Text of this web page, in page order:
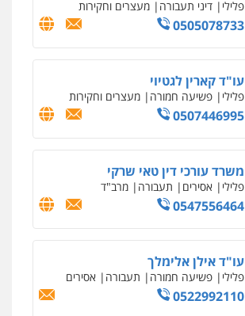
וחקירות
0542255161
גל דהן – משרד עורך דין פלילי
פלילי פשיעה חמורה סמים מעצרים
וחקירות
0544723840
עו"ד ראוף נג'אר
פלילי עורכי דין לענייני אסירים מעצרים
סמים רכוש
0548009246
דוד אפרים משרד עורכי דין
פלילי צווארון לבן מס הכנסה מע"מ
0506209859